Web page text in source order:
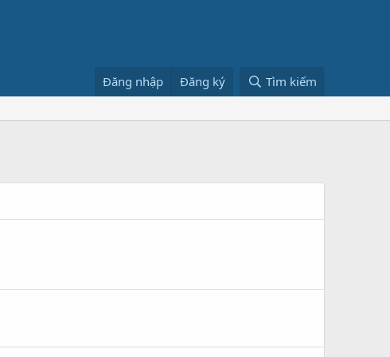
Đăng nhập Đăng ký Tìm kiếm